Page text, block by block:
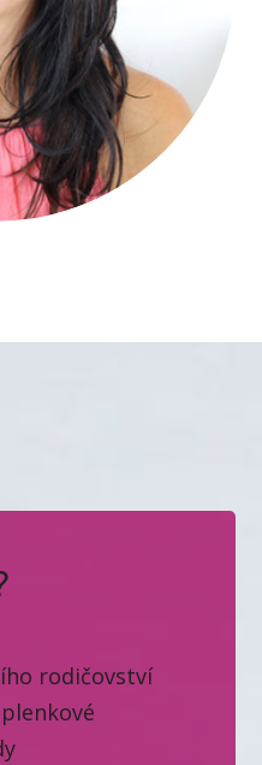
rodičovství